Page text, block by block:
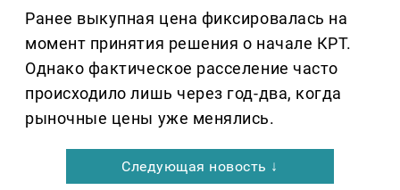
Ранее выкупная цена фиксировалась на
момент принятия решения о начале КРТ.
Однако фактическое расселение часто
происходило лишь через год-два, когда
рыночные цены уже менялись.
Следующая новость ↓